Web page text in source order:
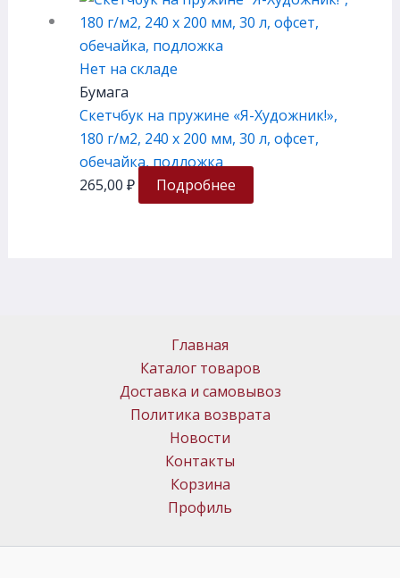
Нет на складе
Бумага
Скетчбук на пружине «Я-Художник!»,
180 г/м2, 240 х 200 мм, 30 л, офсет,
обечайка, подложка
265,00 ₽ Подробнее
Главная
Каталог товаров
Доставка и самовывоз
Политика возврата
Новости
Контакты
Корзина
Профиль